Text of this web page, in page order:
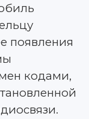
появления
кодами,